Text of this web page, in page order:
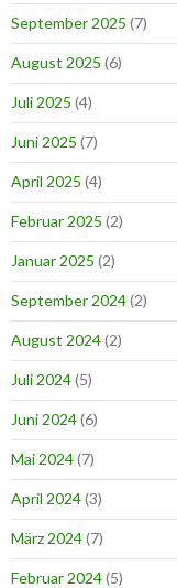
September 2025 (7)
August 2025 (6)
Juli 2025 (4)
Juni 2025 (7)
April 2025 (4)
Februar 2025 (2)
Januar 2025 (2)
September 2024(2)
August 2024(2)
Juli 2024(5)
Juni 2024(6)
Mai 2024(7)
April 2024(3)
März 2024(7)
Februar 2024(5)